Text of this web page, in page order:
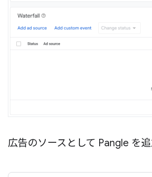
広告のソースとして Pangle を